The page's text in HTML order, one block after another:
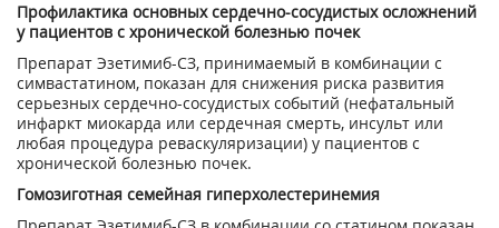
Профилактика основных сердечно-сосудистых осложнений
у пациентов с хронической болезнью почек
Препарат Эзетимиб-СЗ, принимаемый в комбинации с
симвастатином, показан для снижения риска развития
серьезных сердечно-сосудистых событий (нефатальный
инфаркт миокарда или сердечная смерть, инсульт или
любая процедура реваскуляризации) у пациентов с
хронической болезнью почек.
Гомозиготная семейная гиперхолестеринемия